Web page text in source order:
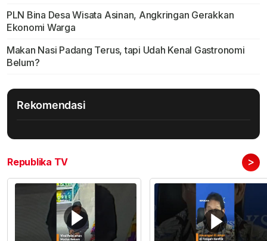
PLN Bina Desa Wisata Asinan, Angkringan Gerakkan
Ekonomi Warga
Makan Nasi Padang Terus, tapi Udah Kenal Gastronomi
Belum?
Rekomendasi
Republika TV >